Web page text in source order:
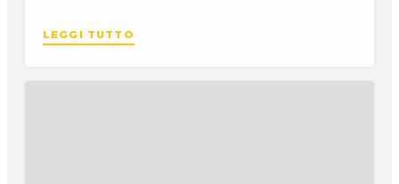
LEGGI TUTTO